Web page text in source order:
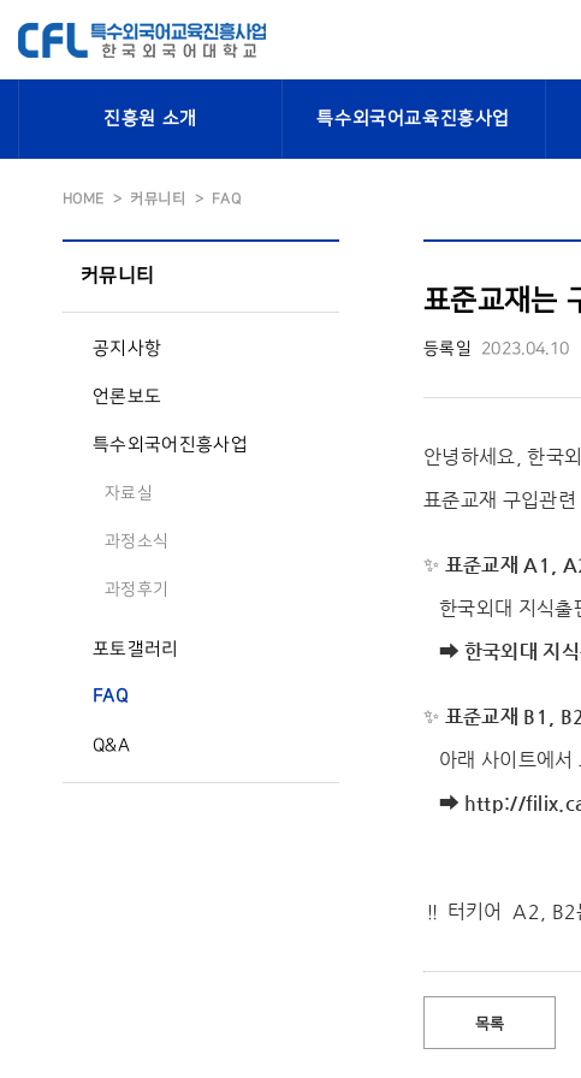
진흥원 소개 특수외국어교육진흥사업
HOME 커뮤니티 FAQ
커뮤니티
공지사항
언론보도
특수외국어진흥사업
자료실
과정소식
과정후기
포토갤러리
FAQ
Q&A
표준교재는
등록일 2023.04.10
안녕하세요, 한국
표준교재 구입관
✨ 표준교재 A1,
한국외대 지식출
➡ 한국외대 지
✨ 표준교재 B1, B2
아래 사이트에서
➡ http://
‼ 터키어 A2, B2
목록